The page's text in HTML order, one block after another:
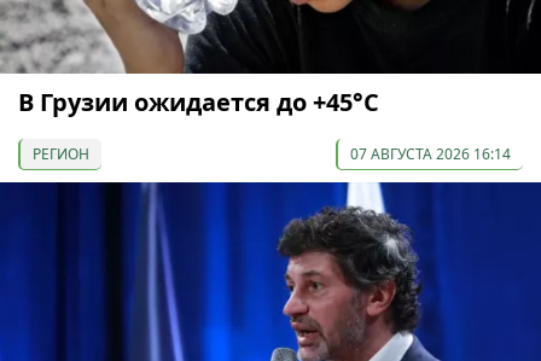
В Грузии ожидается до +45°С
РЕГИОН 07 АВГУСТА 2026 16:14